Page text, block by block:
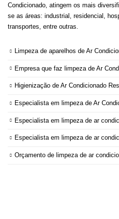
Condicionado, atingem os mais
se as áreas: industrial, residencial,
transportes, entre outras.
Limpeza de aparelhos de Ar
Empresa que faz limpeza de Ar
Higienização de Ar Condicionado
Especialista em limpeza de Ar
Especialista em limpeza de ar
Especialista em limpeza de ar
Orçamento de limpeza de ar